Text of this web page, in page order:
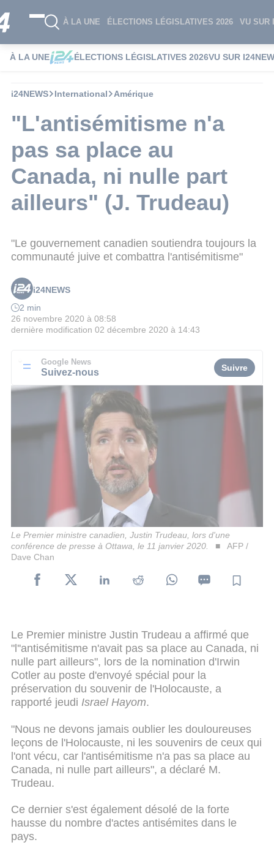
À LA UNE ÉLECTIONS LÉGISLATIVES 2026 VU SUR
À LA UNE ÉLECTIONS LÉGISLATIVES 2026VU SUR
i24NEWS International Amérique
"L'antisémitisme n'a
pas sa place au
Canada, ni nulle part
ailleurs" (J. Trudeau)
"Le gouvernement canadien soutiendra toujours la
communauté juive et combattra l'antisémitisme"
i24NEWS
2 min
26 novembre 2020 à 08:58
dernière modification 02 décembre 2020 à 14:43
Google News
Suivez-nous Suivre
Le Premier ministre canadien, Justin Trudeau, lors d'une
conférence de presse à Ottawa, le 11 janvier 2020.
AFP /
Dave Chan
Le Premier ministre Justin Trudeau a affirmé que
"l''antisémitisme n'avait pas sa place au Canada, ni
nulle part ailleurs", lors de la nomination d'Irwin
Cotler au poste d'envoyé spécial pour la
préservation du souvenir de l'Holocauste, a
rapporté jeudi Israel Hayom.
"Nous ne devons jamais oublier les douloureuses
leçons de l'Holocauste, ni les souvenirs de ceux qui
l'ont vécu, car l'antisémitisme n'a pas sa place au
Canada, ni nulle part ailleurs", a déclaré M.
Trudeau.
Ce dernier s'est également désolé de la forte
hausse du nombre d'actes antisémites dans le
pays.